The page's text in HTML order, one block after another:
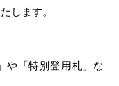
します。
や「特別登用札」な